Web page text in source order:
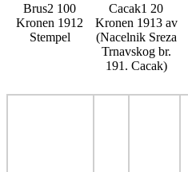
Brus2 100
Kronen 1912
Stempel
Cacak1 20
Kronen 1913 av
(Nacelnik Sreza
Trnavskog br.
191. Cacak)